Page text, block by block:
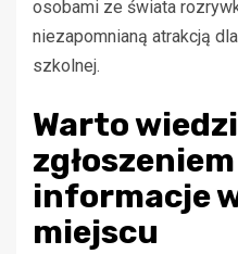
osobami ze świata
niezapomnianą atrakcją
szkolnej.
Warto
informacje
miejscu